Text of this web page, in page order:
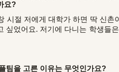
요?
시절 저에게 대학가 하면 딱 신
싶었어요. 저기에 다니는 학생들
팀을 고른 이유는 무엇인가요?